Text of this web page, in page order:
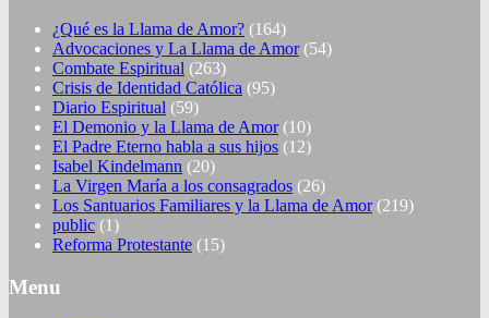
¿Qué es la Llama de Amor? (164)
Advocaciones y La Llama de Amor(54)
Combate Espiritual (263)
Crisis de Identidad Católica (95)
Diario Espiritual (59)
El Demonio y la Llama de Amor(10)
El Padre Eterno habla a sus hijos (12)
Isabel Kindelmann (20)
La Virgen María a los consagrados (26)
Los Santuarios Familiares y la Llama de Amor(219)
public (1)
Reforma Protestante (15)
Menu